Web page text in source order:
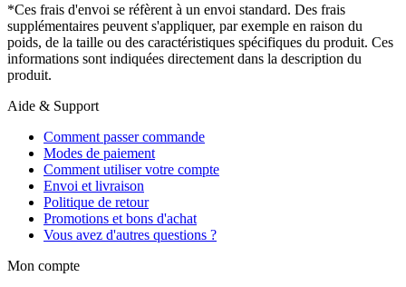
*Ces frais d'envoi se réfèrent à un envoi standard. Des frais
supplémentaires peuvent s'appliquer, par exemple en raison du
poids, de la taille ou des caractéristiques spécifiques du produit. Ces
informations sont indiquées directement dans la description du
produit.
Aide & Support
Comment passer commande
Modes de paiement
Comment utiliser votre compte
Envoi et livraison
Politique de retour
Promotions et bons d'achat
Vous avez d'autres questions ?
Mon compte